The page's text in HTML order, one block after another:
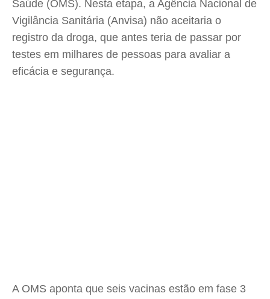
Saúde (OMS). Nesta etapa, a Agência Nacional de
Vigilância Sanitária (Anvisa) não aceitaria o
registro da droga, que antes teria de passar por
testes em milhares de pessoas para avaliar a
eficácia e segurança.
A OMS aponta que seis vacinas estão em fase 3